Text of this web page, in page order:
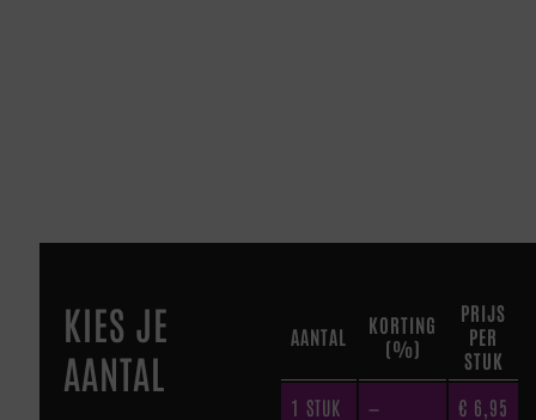
KIES JE
AANTAL
AANTAL
KORTING
(%)
PRIJS
PER
STUK
1 STUK — € 6,95